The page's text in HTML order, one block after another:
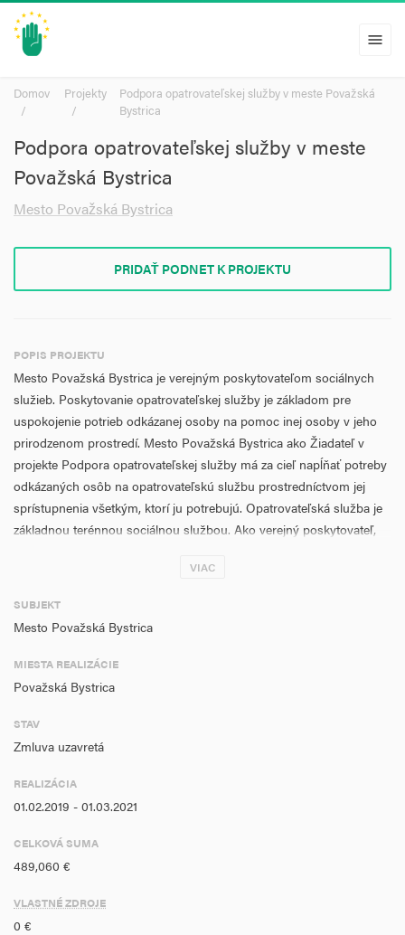
menu
Domov Projekty
Podpora opatrovateľskej služby v meste Považská
Bystrica
Podpora opatrovateľskej služby v meste
Považská Bystrica
Mesto Považská Bystrica
PRIDAŤ PODNET K PROJEKTU
POPIS PROJEKTU
Mesto Považská Bystrica je verejným poskytovateľom sociálnych
služieb. Poskytovanie opatrovateľskej služby je základom pre
uspokojenie potrieb odkázanej osoby na pomoc inej osoby v jeho
prirodzenom prostredí. Mesto Považská Bystrica ako Žiadateľ v
projekte Podpora opatrovateľskej služby má za cieľ napĺňať potreby
odkázaných osôb na opatrovateľskú službu prostredníctvom jej
sprístupnenia všetkým, ktorí ju potrebujú. Opatrovateľská služba je
základnou terénnou sociálnou službou. Ako verejný poskytovateľ,
túto službu požiadajú. Projekt značne zvýši kvalitu a dostupnosť
Trenčianskeho samosprávneho kraja a národnej úrovne
vychádzajúcej z Národnej stratégie SR.
Základné informácie projektu
Názov projektu:
Merateľné ukazovatele:
Celková suma projektu:
Doba realizácie projektu:
VIAC
SUBJEKT
Mesto Považská Bystrica
MIESTA REALIZÁCIE
Považská Bystrica
STAV
Zmluva uzavretá
REALIZÁCIA
01.02.2019 - 01.03.2021
CELKOVÁ SUMA
489,060 €
VLASTNÉ ZDROJE
0 €